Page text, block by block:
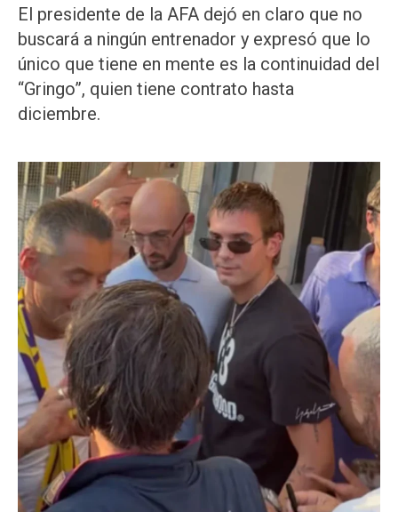
El presidente de la AFA dejó en claro que no
buscará a ningún entrenador y expresó que lo
único que tiene en mente es la continuidad del
“Gringo”, quien tiene contrato hasta
diciembre.